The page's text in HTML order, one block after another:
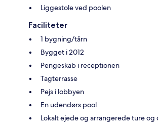
Liggestole ved poolen
Faciliteter
1 bygning/tårn
Bygget i 2012
Pengeskab i receptionen
Tagterrasse
Pejs i lobbyen
En udendørs pool
Lokalt ejede og arrangerede ture og